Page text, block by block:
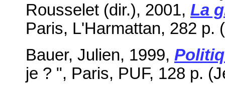
Rousselet (dir.), 2001, La
Paris, L'Harmattan, 282 p.
Bauer, Julien, 1999,
je ? ", Paris, PUF, 128 p.